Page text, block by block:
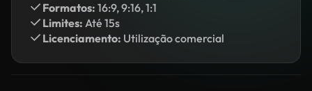
Formatos: 16:9, 9:16, 1:1
Limites: Até 15s
Licenciamento: Utilização comercial